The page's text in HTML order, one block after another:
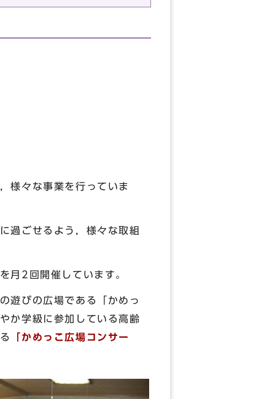
様々な事業を行っていま
過ごせるよう，様々な取組
月2回開催しています。
遊びの広場である「かめっ
か学級に参加している高齢
「かめっこ広場コンサー